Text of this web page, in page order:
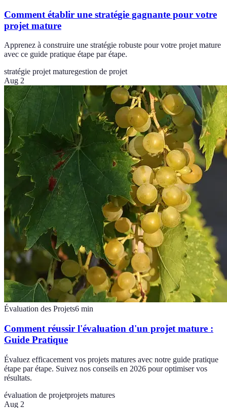
Comment établir une stratégie gagnante pour votre
projet mature
Apprenez à construire une stratégie robuste pour votre projet mature
avec ce guide pratique étape par étape.
stratégie projet maturegestion de projet
Aug 2
Évaluation des Projets6 min
Comment réussir l'évaluation d'un projet mature :
Guide Pratique
Évaluez efficacement vos projets matures avec notre guide pratique
étape par étape. Suivez nos conseils en 2026 pour optimiser vos
résultats.
évaluation de projetprojets matures
Aug 2